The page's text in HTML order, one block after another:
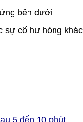
bên dưới
sự cố hư hỏng khác
5 đến 10 phút